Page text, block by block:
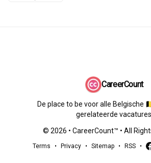
CareerCount
De place to be voor alle Belgische
gerelateerde vacatures.
© 2026 • CareerCount™ • All
Terms • Privacy • Sitemap • RSS •